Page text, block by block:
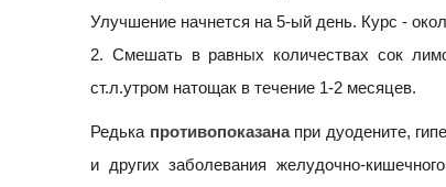
Улучшение начнется на 5-ый день. Курс -
2. Смешать в равных количествах сок
ст.л.утром натощак в течение 1-2 месяцев.
Редька противопоказана при дуодените,
и других заболевания желудочно-